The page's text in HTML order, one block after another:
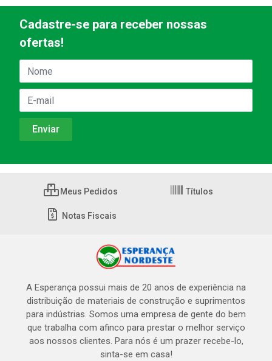
Cadastre-se para receber nossas
ofertas!
Meus Pedidos Títulos
Notas Fiscais
A Esperança possui mais de 20 anos de experiência na
distribuição de materiais de construção e suprimentos
para indústrias. Somos uma empresa de gente do bem
que trabalha com afinco para prestar o melhor serviço
aos nossos clientes. Para nós é um prazer recebe-lo,
sinta-se em casa!